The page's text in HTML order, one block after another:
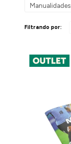
Manualidades
Filtrando por: